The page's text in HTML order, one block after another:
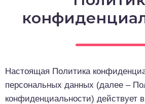
Настоящая Политика
персональных данных (далее –
конфиденциальности) действует
выпечка